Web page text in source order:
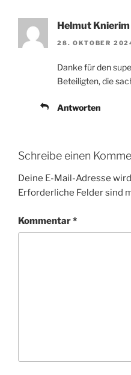
Helmut Knierim
28. OKTOBER
Danke für den
Beteiligten, die
Antworten
Schreibe einen
Deine E-Mail-Adresse
Erforderliche Felder sind
Kommentar*